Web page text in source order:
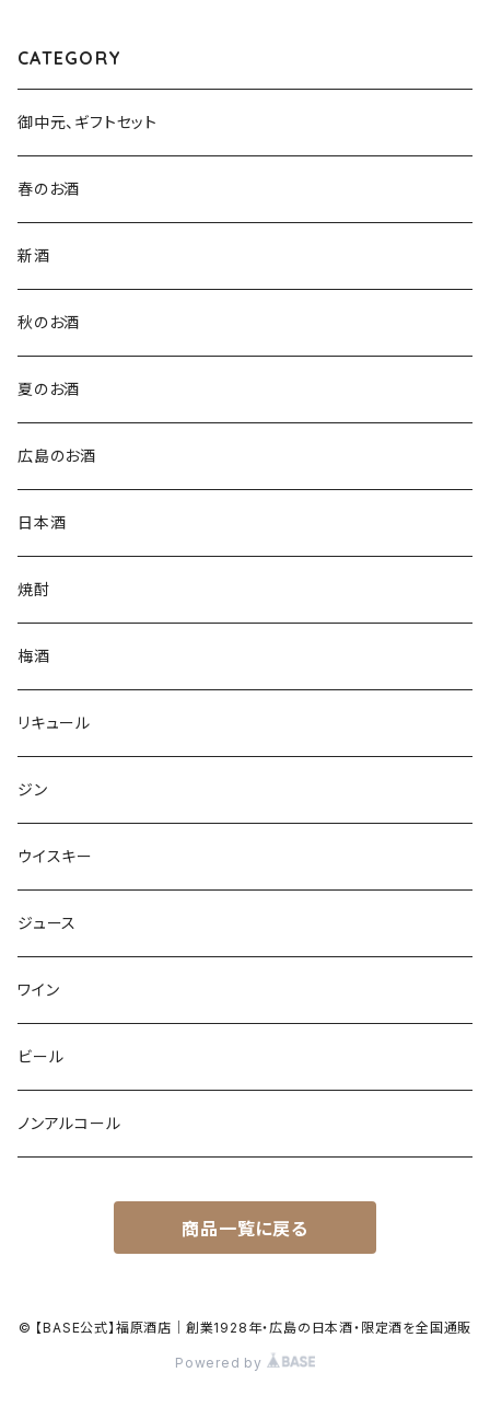
CATEGORY
御中元、ギフトセット
春のお酒
新酒
秋のお酒
夏のお酒
広島のお酒
日本酒
焼酎
梅酒
リキュール
ジン
ウイスキー
ジュース
ワイン
ビール
ノンアルコール
商品一覧に戻る
© 【BASE公式】福原酒店｜創業1928年・広島の日本酒・限定酒を全国通販
Powered by